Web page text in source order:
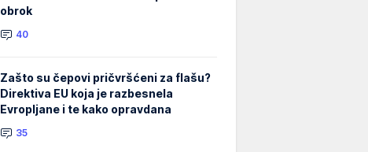
obrok
40
Zašto su čepovi pričvršćeni za flašu?
Direktiva EU koja je razbesnela
Evropljane i te kako opravdana
35